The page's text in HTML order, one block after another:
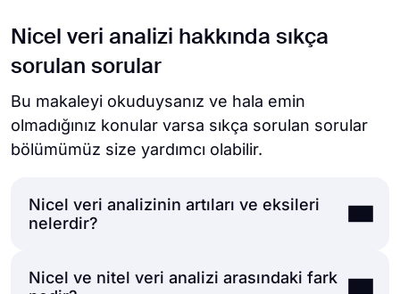
Nicel veri analizi hakkında sıkça
sorulan sorular
Bu makaleyi okuduysanız ve hala emin
olmadığınız konular varsa sıkça sorulan sorular
bölümümüz size yardımcı olabilir.
Nicel veri analizinin artıları ve eksileri
nelerdir?
Nicel verilerin analizi, matematiğin doğal
Nicel ve nitel veri analizi arasındaki fark